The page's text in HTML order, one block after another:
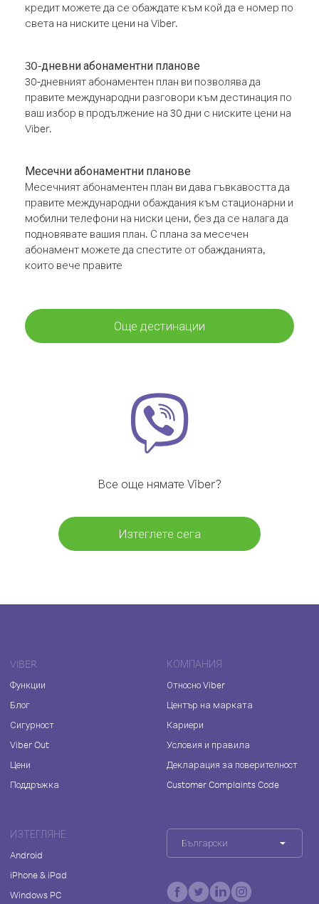
кредит можете да се обаждате към кой да е номер по
света на ниските цени на Viber.
30-дневни абонаментни планове
30-дневният абонаментен план ви позволява да
правите международни разговори към дестинация по
ваш избор в продължение на 30 дни с ниските цени на
Viber.
Месечни абонаментни планове
Месечният абонаментен план ви дава гъвкавостта да
правите международни обаждания към стационарни и
мобилни телефони на ниски цени, без да се налага да
подновявате вашия план. С плана за месечен
абонамент можете да спестите от обажданията,
които вече правите
Още дестинации
Все още нямате Viber?
Изтеглете сега
VIBER
Функции
Блог
Сигурност
Viber Out
Цени
Поддръжка
КОМПАНИЯ
Относно Viber
Център на марката
Кариери
Условия и правила
Декларация за поверителност
Customer Complaints Code
ИЗТЕГЛЯНЕ
Android
iPhone & iPad
Windows PC
Български